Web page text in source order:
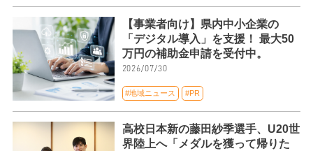
【事業者向け】県内中小企業の
「デジタル導入」を支援！ 最大50
万円の補助金申請を受付中。
2026/07/30
#地域ニュース #PR
高校日本新の藤田紗季選手、U20世
界陸上へ「メダルを獲って帰りた